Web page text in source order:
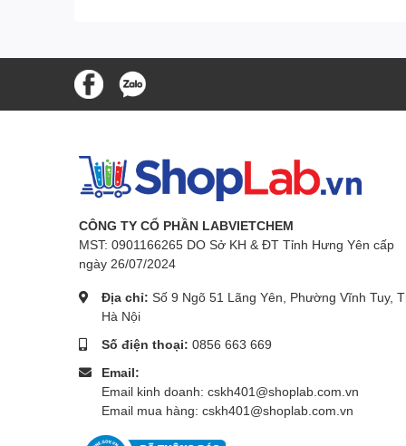
CÔNG TY CỔ PHẦN LABVIETCHEM
MST: 0901166265 DO Sở KH & ĐT Tỉnh Hưng Yên cấp
ngày 26/07/2024
Địa chỉ: Số 9 Ngõ 51 Lãng Yên, Phường Vĩnh Tuy,
Hà Nội
Số điện thoại: 0856 663 669
Email:
Email kinh doanh: cskh401@shoplab.com.vn
Email mua hàng: cskh401@shoplab.com.vn